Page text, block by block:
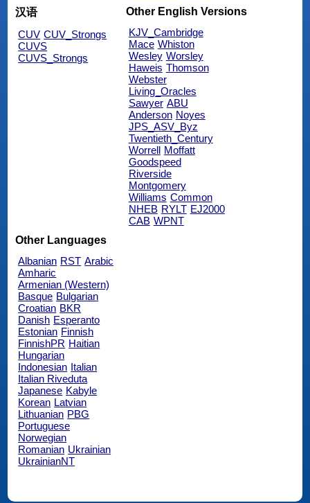
汉语
CUV CUV_Strongs
CUVS
CUVS_Strongs
Other English Versions
KJV_Cambridge
Mace Whiston
Wesley Worsley
Haweis Thomson
Webster
Living_Oracles
Sawyer ABU
Anderson Noyes
JPS_ASV_Byz
Twentieth_Century
Worrell Moffatt
Goodspeed
Riverside
Montgomery
Williams Common
NHEB RYLT EJ2000
CAB WPNT
Other Languages
Albanian RST Arabic
Amharic
Armenian (Western)
Basque Bulgarian
Croatian BKR
Danish Esperanto
Estonian Finnish
FinnishPR Haitian
Hungarian
Indonesian Italian
Italian Riveduta
Japanese Kabyle
Korean Latvian
Lithuanian PBG
Portuguese
Norwegian
Romanian Ukrainian
UkrainianNT